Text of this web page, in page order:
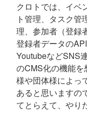
クロトでは、イベ
ト管理、タスク
理、参加者（登録
登録者データの
YoutubeなどSNS
のCMS化の機能
様や団体様によっ
あると思いますの
てとらえて、やり